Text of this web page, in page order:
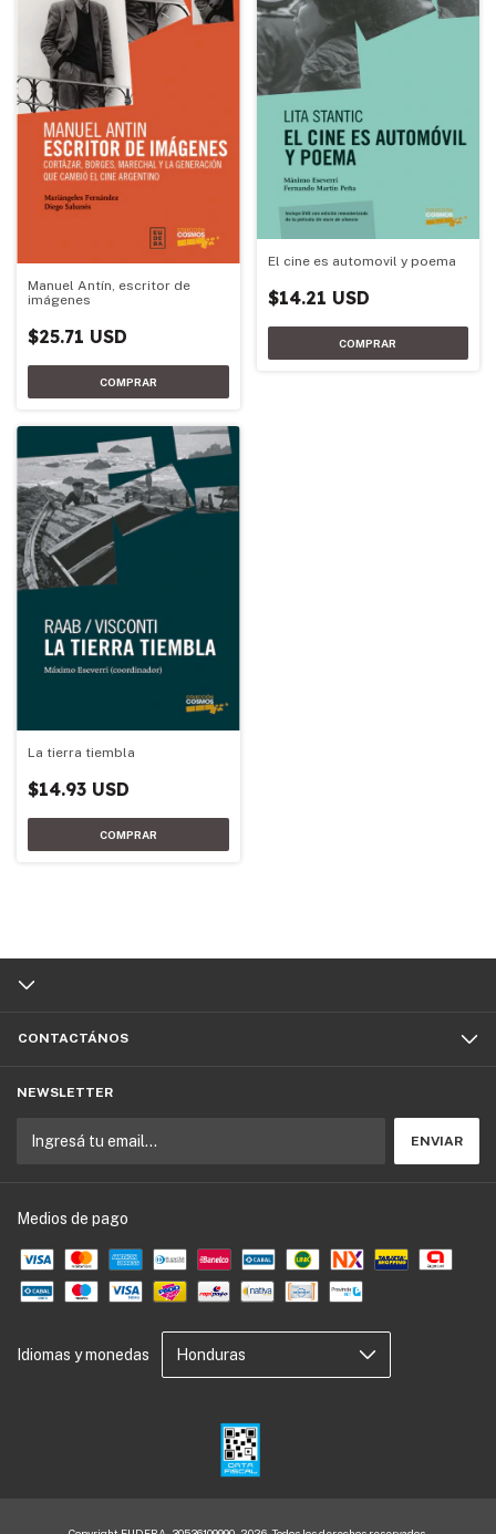
Manuel Antín, escritor de
imágenes
$25.71 USD
El cine es automovil y poema
$14.21 USD
La tierra tiembla
$14.93 USD
CONTACTÁNOS
NEWSLETTER
Medios de pago
Idiomas y monedas